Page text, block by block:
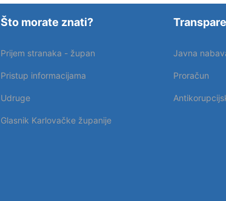
Što morate znati?
Prijem stranaka - župan
Pristup informacijama
Udruge
Glasnik Karlovačke županije
Javna
Proračun